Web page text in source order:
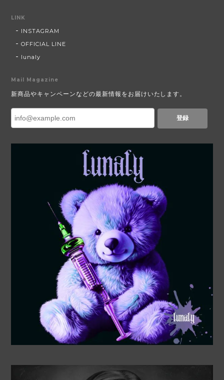
LINK
INSTAGRAM
OFFICIAL LINE
lunaly
Mail Magazine
新商品やキャンペーンなどの最新情報をお届けいたします。
登録